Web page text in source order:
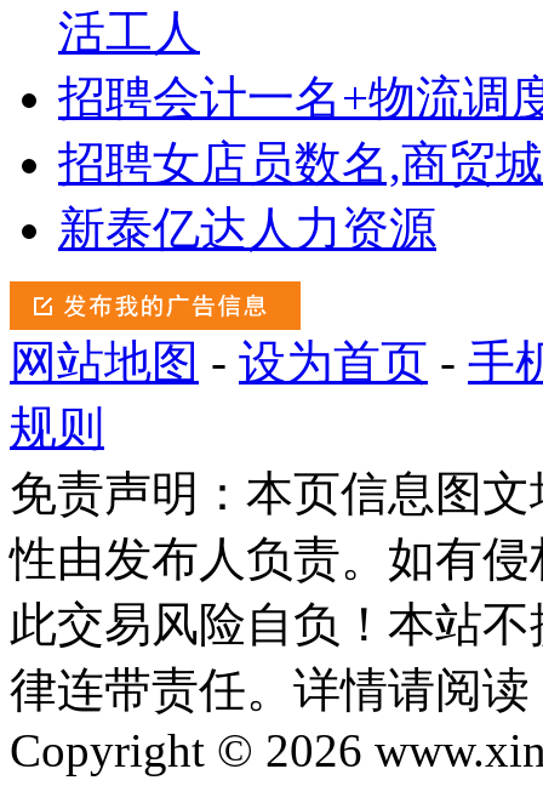
活工人
招聘会计一名+物流调
招聘女店员数名,商贸
新泰亿达人力资源
网站地图 - 设为首页 - 手
规则
免责声明：本页信息图
性由发布人负责。如有
此交易风险自负！本站
律连带责任。详情请阅读
Copyright © 2026